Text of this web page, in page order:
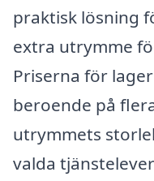
praktisk lösning
extra utrymme
Priserna för
beroende på
utrymmets
valda